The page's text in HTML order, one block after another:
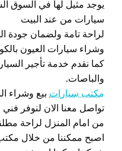
يوجد مثيل لها في السوق
سيارات من عند البيت
لراحة تامة ولضمان جودة
وشراء سيارات العيون
كما نقدم خدمة تأجير
والباصات.
مكتب سيارات بيع وشراء
تواصل معنا الان لنوفر
من امام المنزل لراحة
اصبح ممكننا من خلال